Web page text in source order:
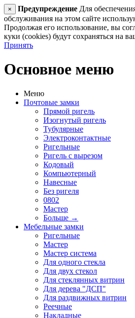
× Предупреждение Для
обслуживания на этом сайте
Продолжая его использование, вы
куки (cookies) будут сохраняться на
Принять
Основное меню
Меню
Почтовые замки
Прямой ригель
Изогнутый ригель
Тубулярные
Электроконтактные
Ригельные
Ригель с вырезом
Кодовый
Компьютерный
Навесные
Без ригеля
0802
Мастер
Больше →
Мебельные замки
Ригельные
Мастер
Мастер система
Для одного стекла
Для двух стекол
Для стеклянных витрин
Для дерева "ДСП"
Для раздвижных витрин
Реечные
Накладные